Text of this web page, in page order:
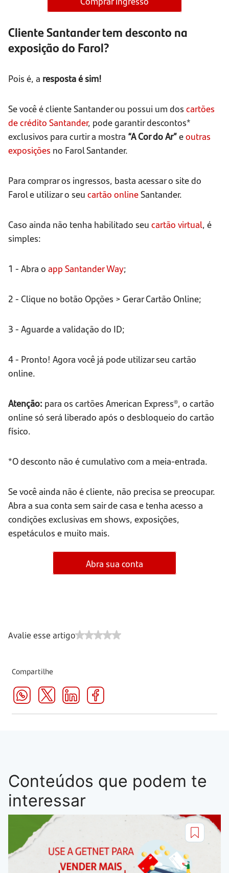
Cliente Santander tem desconto na
exposição do Farol?
Pois é, a resposta é sim!
Se você é cliente Santander ou possui um dos cartões
de crédito Santander, pode garantir descontos*
exclusivos para curtir a mostra “A Cor do Ar”eoutras
exposições no Farol Santander.
Para comprar os ingressos, basta acessar o site do
Farol e utilizar o seu cartão onlineSantander.
Caso ainda não tenha habilitado seu cartão virtual, é
simples:
1 - Abra o app Santander Way;
2 - Clique no botão Opções > Gerar Cartão Online;
3 - Aguarde a validação do ID;
4 - Pronto! Agora você já pode utilizar seu cartão
online.
Atenção: para os cartões American Express®, o cartão
online só será liberado após o desbloqueio do cartão
físico.
*O desconto não é cumulativo com a meia-entrada.
Se você ainda não é cliente, não precisa se preocupar.
Abra a sua conta sem sair de casa e tenha acesso a
condições exclusivas em shows, exposições,
espetáculos e muito mais.
Abra sua conta
Avalie esse artigo
Compartilhe
Conteúdos que podem te
interessar